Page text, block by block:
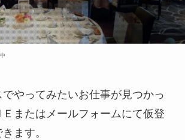
でやってみたいお仕事が見つかっ
またはメールフォームにて仮登
ます。